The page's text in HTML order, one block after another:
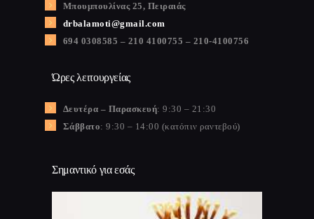
Μπουμπουλίνας 25, Πειραιάς
drbalamoti@gmail.com
694 0308585 – 210 4100755 – 210-4100756
Ώρες λειτουργείας
Δευτέρα – Παρασκευή: 9:30 – 21:30
Σάββατο: 9:30 – 14:00 (κατόπιν ραντεβού)
Σημαντικό για εσάς